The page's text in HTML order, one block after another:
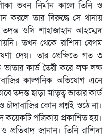
ভবন নির্মান কালে তিনি ও
করলে তার বিরুদ্ধে সে থানায়
ওসি শাহাজাহান আহম্মেদ
তখন থেকে রাশিদা বেগম
দেয়। তার প্রেক্ষিতে গত ৩
ভাতার কার্ড তৈরী করে লক্ষ লক্ষ
কাল্পনিক অভিযোগ এনে
তদন্ত ছাড়া মাতৃত্ব ভাতার কার্ড
কোন প্রশ্নই ওঠে না।
কয়েকটি পত্রিকায় প্রকাশিত হয়।
প্রতিবাদ জানান। তিনি রাশিদা